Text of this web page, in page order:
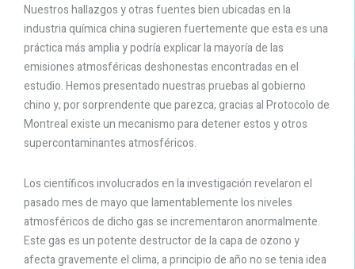
Nuestros hallazgos y otras fuentes bien ubicadas en la
industria química china sugieren fuertemente que esta es una
práctica más amplia y podría explicar la mayoría de las
emisiones atmosféricas deshonestas encontradas en el
estudio. Hemos presentado nuestras pruebas al gobierno
chino y, por sorprendente que parezca, gracias al Protocolo de
Montreal existe un mecanismo para detener estos y otros
supercontaminantes atmosféricos.
Los científicos involucrados en la investigación revelaron el
pasado mes de mayo que lamentablemente los niveles
atmosféricos de dicho gas se incrementaron anormalmente.
Este gas es un potente destructor de la capa de ozono y
afecta gravemente el clima, a principio de año no se tenia idea